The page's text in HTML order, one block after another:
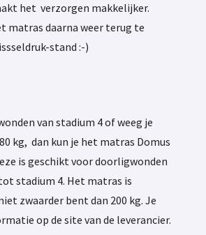
het verzorgen makkelijker.
matras daarna weer terug te
stand :-)
van stadium 4 of weeg je
kg, dan kun je het matras Domus
is geschikt voor doorligwonden
stadium 4. Het matras is
zwaarder bent dan 200 kg. Je
op de site van de leverancier.